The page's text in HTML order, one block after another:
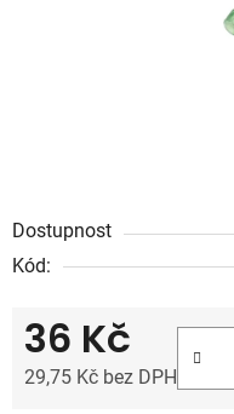
Dostupnost
Kód:
36 Kč
29,75 Kč bez DPH